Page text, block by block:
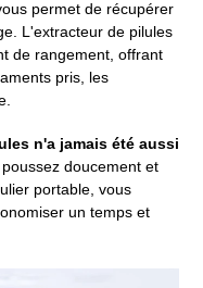
permet de récupérer
L'extracteur de pilules
de rangement, offrant
pris, les
n'a jamais été aussi
doucement et
portable, vous
un temps et